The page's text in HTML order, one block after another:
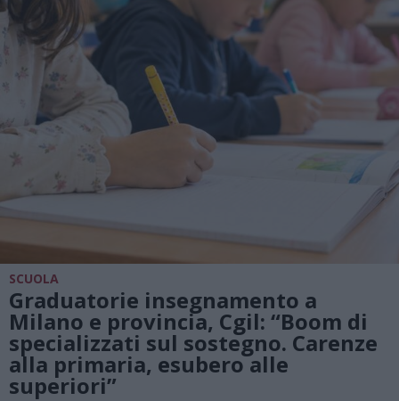
SCUOLA
Graduatorie insegnamento a
Milano e provincia, Cgil: “Boom di
specializzati sul sostegno. Carenze
alla primaria, esubero alle
superiori”